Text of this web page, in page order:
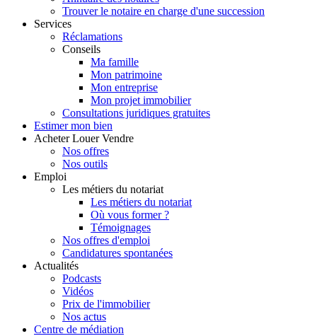
Trouver le notaire en charge d'une succession
Services
Réclamations
Conseils
Ma famille
Mon patrimoine
Mon entreprise
Mon projet immobilier
Consultations juridiques gratuites
Estimer mon bien
Acheter Louer Vendre
Nos offres
Nos outils
Emploi
Les métiers du notariat
Les métiers du notariat
Où vous former ?
Témoignages
Nos offres d'emploi
Candidatures spontanées
Actualités
Podcasts
Vidéos
Prix de l'immobilier
Nos actus
Centre de médiation